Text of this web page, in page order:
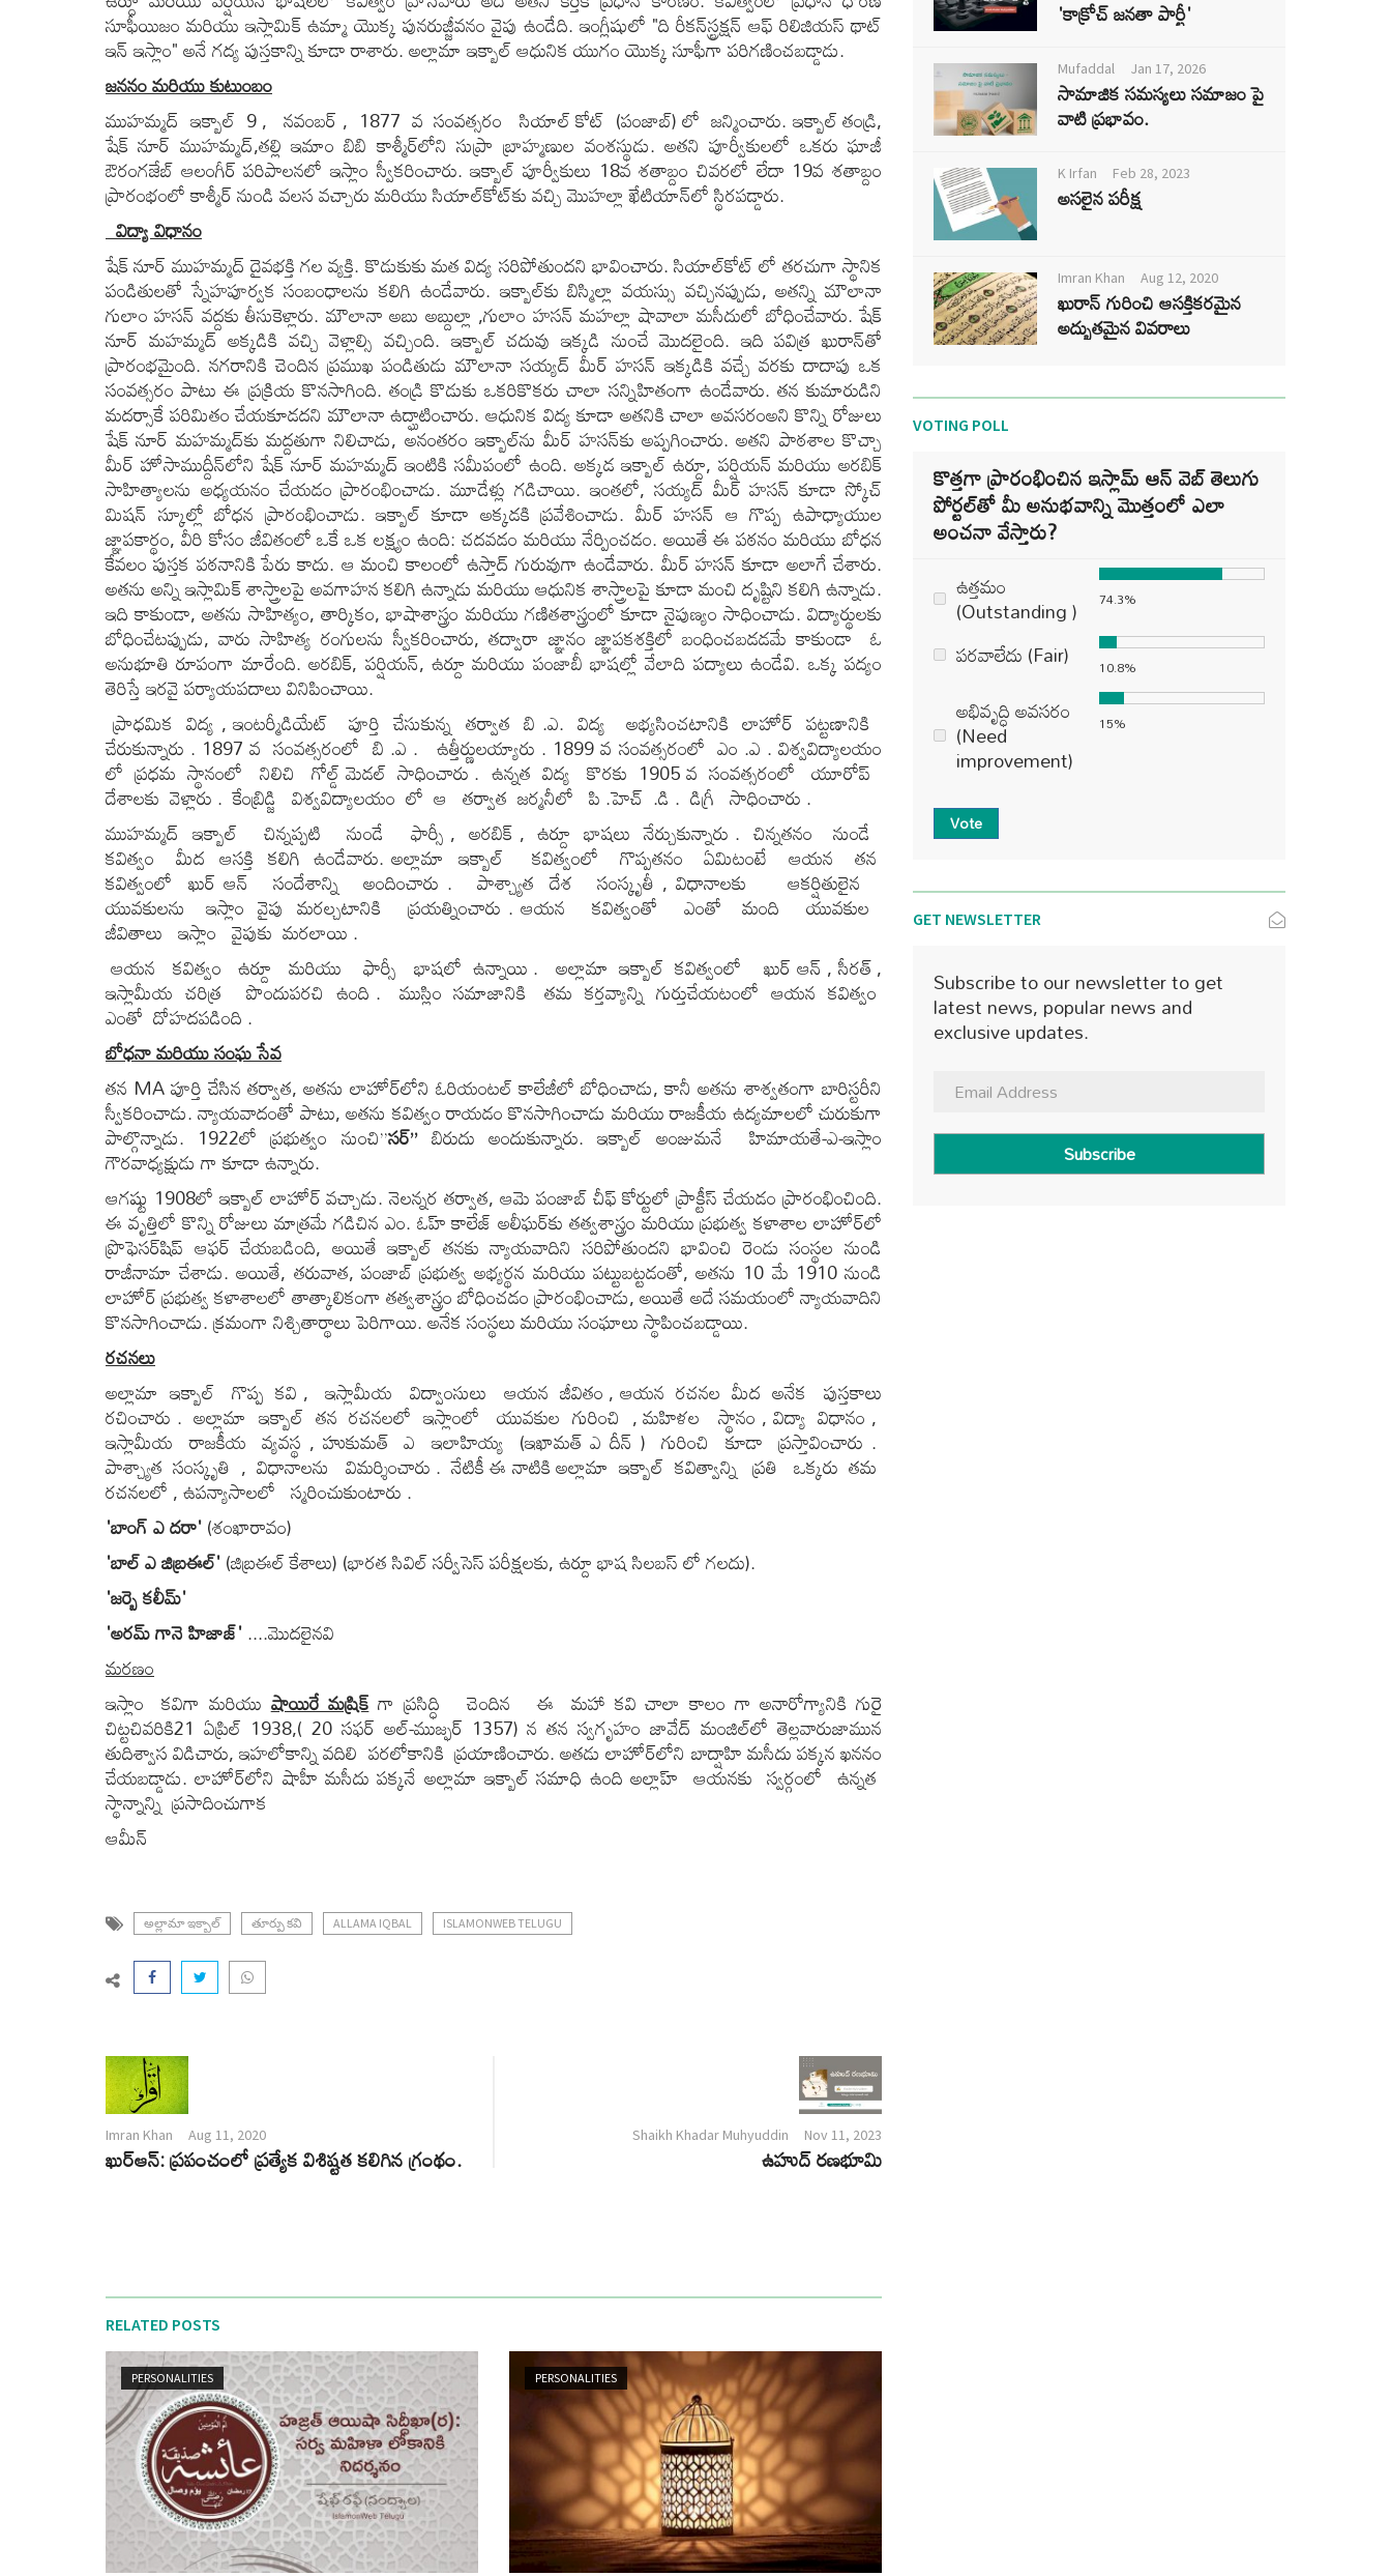
సూఫీయిజం మరియు ఇస్లామిక్ ఉమ్మా యొక్క పునరుజ్జీవనం వైపు ఉండేది. ఇంగ్లీషులో "ది రీకన్‌స్ట్రక్షన్ ఆఫ్ రిలిజియస్ థాట్
ఇన్ ఇస్లాం" అనే గద్య పుస్తకాన్ని కూడా రాశారు. అల్లామా ఇక్బాల్ ఆధునిక యుగం యొక్క సూఫీగా పరిగణించబడ్డాడు.
జననం మరియు కుటుంబం
ముహమ్మద్ ఇక్బాల్ 9 , నవంబర్ , 1877 వ సంవత్సరం సియాల్ కోట్ (పంజాబ్) లో జన్మించారు. ఇక్బాల్ తండ్రి,
షేక్ నూర్ ముహమ్మద్,తల్లి ఇమాం బిబి కాశ్మీర్‌లోని సుప్రా బ్రాహ్మణుల వంశస్థుడు. అతని పూర్వీకులలో ఒకరు ఘాజీ
ఔరంగజేబ్ ఆలంగీర్ పరిపాలనలో ఇస్లాం స్వీకరించారు. ఇక్బాల్ పూర్వీకులు 18వ శతాబ్దం చివరలో లేదా 19వ శతాబ్దం
ప్రారంభంలో కాశ్మీర్ నుండి వలస వచ్చారు మరియు సియాల్‌కోట్‌కు వచ్చి మొహల్లా ఖేటియాన్‌లో స్థిరపడ్డారు.
విద్యా విధానం
షేక్ నూర్ ముహమ్మద్ దైవభక్తి గల వ్యక్తి. కొడుకుకు మత విద్య సరిపోతుందని భావించారు. సియాల్‌కోట్ లో తరచుగా స్థానిక
పండితులతో స్నేహపూర్వక సంబంధాలను కలిగి ఉండేవారు. ఇక్బాల్‌కు బిస్మిల్లా వయస్సు వచ్చినప్పుడు, అతన్ని మౌలానా
గులాం హసన్ వద్దకు తీసుకెళ్లారు. మౌలానా అబు అబ్దుల్లా ,గులాం హసన్ మహల్లా షావాలా మసీదులో బోధించేవారు. షేక్
నూర్ మహమ్మద్ అక్కడికి వచ్చి వెళ్లాల్సి వచ్చింది. ఇక్బాల్ చదువు ఇక్కడి నుంచే మొదలైంది. ఇది పవిత్ర ఖురాన్‌తో
ప్రారంభమైంది. నగరానికి చెందిన ప్రముఖ పండితుడు మౌలానా సయ్యద్ మీర్ హసన్ ఇక్కడికి వచ్చే వరకు దాదాపు ఒక
సంవత్సరం పాటు ఈ ప్రక్రియ కొనసాగింది. తండ్రి కొడుకు ఒకరికొకరు చాలా సన్నిహితంగా ఉండేవారు. తన కుమారుడిని
మదర్సాకే పరిమితం చేయకూడదని మౌలానా ఉద్ఘాటించారు. ఆధునిక విద్య కూడా అతనికి చాలా అవసరంఅని కొన్ని రోజులు
షేక్ నూర్ మహమ్మద్‌కు మద్దతుగా నిలిచాడు, అనంతరం ఇక్బాల్‌ను మీర్ హసన్‌కు అప్పగించారు. అతని పాఠశాల కొచ్చా
మీర్ హోసాముద్దీన్‌లోని షేక్ నూర్ మహమ్మద్ ఇంటికి సమీపంలో ఉంది. అక్కడ ఇక్బాల్ ఉర్దూ, పర్షియన్ మరియు అరబిక్
సాహిత్యాలను అధ్యయనం చేయడం ప్రారంభించాడు. మూడేళ్లు గడిచాయి. ఇంతలో, సయ్యద్ మీర్ హసన్ కూడా స్కోచ్
మిషన్ స్కూల్లో బోధన ప్రారంభించాడు. ఇక్బాల్ కూడా అక్కడకి ప్రవేశించాడు. మీర్ హసన్ ఆ గొప్ప ఉపాధ్యాయుల
జ్ఞాపకార్థం, వీరి కోసం జీవితంలో ఒకే ఒక లక్ష్యం ఉంది: చదవడం మరియు నేర్పించడం. అయితే ఈ పఠనం మరియు బోధన
కేవలం పుస్తక పఠనానికి పేరు కాదు. ఆ మంచి కాలంలో ఉస్తాద్ గురువుగా ఉండేవారు. మీర్ హసన్ కూడా అలాగే చేశారు.
అతను అన్ని ఇస్లామిక్ శాస్త్రాలపై అవగాహన కలిగి ఉన్నాడు మరియు ఆధునిక శాస్త్రాలపై కూడా మంచి దృష్టిని కలిగి ఉన్నాడు.
ఇది కాకుండా, అతను సాహిత్యం, తార్కికం, భాషాశాస్త్రం మరియు గణితశాస్త్రంలో కూడా నైపుణ్యం సాధించాడు. విద్యార్థులకు
బోధించేటప్పుడు, వారు సాహిత్య రంగులను స్వీకరించారు, తద్వారా జ్ఞానం జ్ఞాపకశక్తిలో బంధించబడడమే కాకుండా ఓ
అనుభూతి రూపంగా మారేంది. అరబిక్, పర్షియన్, ఉర్దూ మరియు పంజాబీ భాషల్లో వేలాది పద్యాలు ఉండేవి. ఒక్క పద్యం
తెరిస్తే ఇరవై పర్యాయపదాలు వినిపించాయి.
ప్రాధమిక విద్య , ఇంటర్మీడియేట్ పూర్తి చేసుకున్న తర్వాత బి .ఎ. విద్య అభ్యసించటానికి లాహోర్ పట్టణానికి
చేరుకున్నారు . 1897 వ సంవత్సరంలో బి .ఎ . ఉత్తీర్ణులయ్యారు . 1899 వ సంవత్సరంలో ఎం .ఎ . విశ్వవిద్యాలయం
లో ప్రధమ స్థానంలో నిలిచి గోల్డ్ మెడల్ సాధించారు . ఉన్నత విద్య కొరకు 1905 వ సంవత్సరంలో యూరోప్
దేశాలకు వెళ్లారు . కేంబ్రిడ్జి విశ్వవిద్యాలయం లో ఆ తర్వాత జర్మనీలో పి .హెచ్ .డి . డిగ్రీ సాధించారు .
ముహమ్మద్ ఇక్బాల్ చిన్నప్పటి నుండే ఫార్సీ , అరబిక్ , ఉర్దూ భాషలు నేర్చుకున్నారు . చిన్నతనం నుండే
కవిత్వం మీద ఆసక్తి కలిగి ఉండేవారు. అల్లామా ఇక్బాల్ కవిత్వంలో గొప్పతనం ఏమిటంటే ఆయన తన
కవిత్వంలో ఖుర్ ఆన్ సందేశాన్ని అందించారు . పాశ్చ్యాత దేశ సంస్కృతీ , విధానాలకు ఆకర్షితులైన
యువకులను ఇస్లాం వైపు మరల్చటానికి ప్రయత్నించారు . ఆయన కవిత్వంతో ఎంతో మంది యువకుల
జీవితాలు ఇస్లాం వైపుకు మరలాయి .
ఆయన కవిత్వం ఉర్దూ మరియు ఫార్సీ భాషలో ఉన్నాయి . అల్లామా ఇక్బాల్ కవిత్వంలో ఖుర్ ఆన్ , సీరత్ ,
ఇస్లామీయ చరిత్ర పొందుపరచి ఉంది . ముస్లిం సమాజానికి తమ కర్తవ్యాన్ని గుర్తుచేయటంలో ఆయన కవిత్వం
ఎంతో దోహదపడింది .
బోధనా మరియు సంఘ సేవ
తన MA పూర్తి చేసిన తర్వాత, అతను లాహోర్‌లోని ఓరియంటల్ కాలేజీలో బోధించాడు, కానీ అతను శాశ్వతంగా బారిస్టరీని
స్వీకరించాడు. న్యాయవాదంతో పాటు, అతను కవిత్వం రాయడం కొనసాగించాడు మరియు రాజకీయ ఉద్యమాలలో చురుకుగా
పాల్గొన్నాడు. 1922లో ప్రభుత్వం నుంచి”సర్”బిరుదు అందుకున్నారు. ఇక్బాల్ అంజుమనే హిమాయతే-ఎ-ఇస్లాం
గౌరవాధ్యక్షుడు గా కూడా ఉన్నారు.
ఆగష్టు 1908లో ఇక్బాల్ లాహోర్ వచ్చాడు. నెలన్నర తర్వాత, ఆమె పంజాబ్ చీఫ్ కోర్టులో ప్రాక్టీస్ చేయడం ప్రారంభించింది.
ఈ వృత్తిలో కొన్ని రోజులు మాత్రమే గడిచిన ఎం. ఓహ్ కాలేజ్ అలీఘర్‌కు తత్వశాస్త్రం మరియు ప్రభుత్వ కళాశాల లాహోర్‌లో
ప్రొఫెసర్‌షిప్ ఆఫర్ చేయబడింది, అయితే ఇక్బాల్ తనకు న్యాయవాదిని సరిపోతుందని భావించి రెండు సంస్థల నుండి
రాజీనామా చేశాడు. అయితే, తరువాత, పంజాబ్ ప్రభుత్వ అభ్యర్థన మరియు పట్టుబట్టడంతో, అతను 10 మే 1910 నుండి
లాహోర్ ప్రభుత్వ కళాశాలలో తాత్కాలికంగా తత్వశాస్త్రం బోధించడం ప్రారంభించాడు, అయితే అదే సమయంలో న్యాయవాదిని
కొనసాగించాడు. క్రమంగా నిశ్చితార్థాలు పెరిగాయి. అనేక సంస్థలు మరియు సంఘాలు స్థాపించబడ్డాయి.
రచనలు
అల్లామా ఇక్బాల్ గొప్ప కవి , ఇస్లామీయ విద్వాంసులు ఆయన జీవితం , ఆయన రచనల మీద అనేక పుస్తకాలు
రచించారు . అల్లామా ఇక్బాల్ తన రచనలలో ఇస్లాంలో యువకుల గురించి , మహిళల స్థానం , విద్యా విధానం ,
ఇస్లామీయ రాజకీయ వ్యవస్థ , హుకుమత్ ఎ ఇలాహియ్య (ఇఖామత్ ఎ దీన్ ) గురించి కూడా ప్రస్తావించారు .
పాశ్చ్యాత సంస్కృతి , విధానాలను విమర్శించారు . నేటికీ ఈ నాటికి అల్లామా ఇక్బాల్ కవిత్వాన్ని ప్రతి ఒక్కరు తమ
రచనలలో , ఉపన్యాసాలలో స్మరించుకుంటారు .
'బాంగ్ ఎ దరా'(శంఖారావం)
'బాల్ ఎ జిబ్రఈల్'(జిబ్రఈల్ కేశాలు) (భారత సివిల్ సర్వీసెస్ పరీక్షలకు, ఉర్దూ భాష సిలబస్ లో గలదు).
'జర్బె కలీమ్'
'అరమ్ గానె హిజాజ్'....మొదలైనవి
మరణం
ఇస్లాం కవిగా మరియుషాయిరే మష్రిక్గా ప్రసిద్ధి చెందిన ఈ మహా కవి చాలా కాలం గా అనారోగ్యానికి గురై
చిట్టచివరికి21 ఏప్రిల్ 1938,( 20 సఫర్ అల్-ముజ్ఫర్ 1357) న తన స్వగృహం జావేద్ మంజిల్‌లో తెల్లవారుజామున
తుదిశ్వాస విడిచారు, ఇహలోకాన్ని వదిలి పరలోకానికి ప్రయాణించారు. అతడు లాహోర్‌లోని బాద్షాహి మసీదు పక్కన ఖననం
చేయబడ్డాడు. లాహోర్‌లోని షాహీ మసీదు పక్కనే అల్లామా ఇక్బాల్ సమాధి ఉంది అల్లాహ్ ఆయనకు స్వర్గంలో ఉన్నత
స్థాన్నాన్ని ప్రసాదించుగాక
ఆమీన్
అల్లామా ఇక్బాల్ తూర్పు కవి ALLAMA IQBAL ISLAMONWEB TELUGU
Imran Khan Aug 11, 2020
ఖుర్ఆన్: ప్రపంచంలో ప్రత్యేక విశిష్టత కలిగిన గ్రంథం.
Shaikh Khadar Muhyuddin Nov 11, 2023
ఉహుద్ రణభూమి
RELATED POSTS
PERSONALITIES PERSONALITIES
'కాక్రోచ్ జనతా పార్టీ'
Mufaddal Jan 17, 2026
సామాజిక సమస్యలు సమాజం పై
వాటి ప్రభావం.
K Irfan Feb 28, 2023
అసలైన పరీక్ష
Imran Khan Aug 12, 2020
ఖురాన్ గురించి ఆసక్తికరమైన
అద్భుతమైన వివరాలు
VOTING POLL
కొత్తగా ప్రారంభించిన ఇస్లామ్ ఆన్ వెబ్ తెలుగు
పోర్టల్‌తో మీ అనుభవాన్ని మొత్తంలో ఎలా
అంచనా వేస్తారు?
ఉత్తమం
(Outstanding ) 74.3%
పరవాలేదు (Fair) 10.8%
అభివృద్ధి అవసరం
(Need
improvement)
15%
Vote
GET NEWSLETTER
Subscribe to our newsletter to get
latest news, popular news and
exclusive updates.
Subscribe